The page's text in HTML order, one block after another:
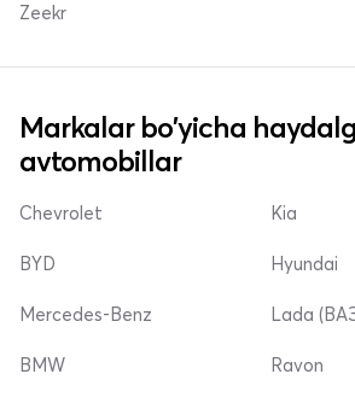
Zeekr
Markalar bo'yicha
avtomobillar
Chevrolet
BYD
Mercedes-Benz
Kia
Hyundai
Lada
BMW Ravon